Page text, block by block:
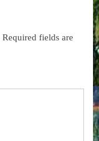
Required fields are